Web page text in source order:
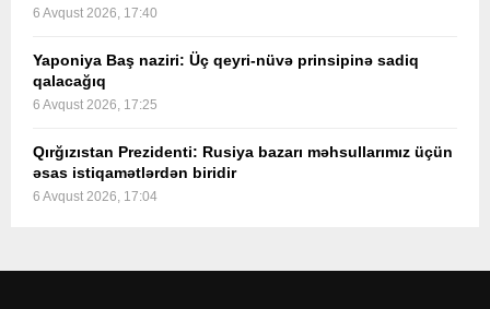
6 Avqust 2026, 17:40
Yaponiya Baş naziri: Üç qeyri-nüvə prinsipinə sadiq
qalacağıq
6 Avqust 2026, 17:25
Qırğızıstan Prezidenti: Rusiya bazarı məhsullarımız üçün
əsas istiqamətlərdən biridir
6 Avqust 2026, 17:04